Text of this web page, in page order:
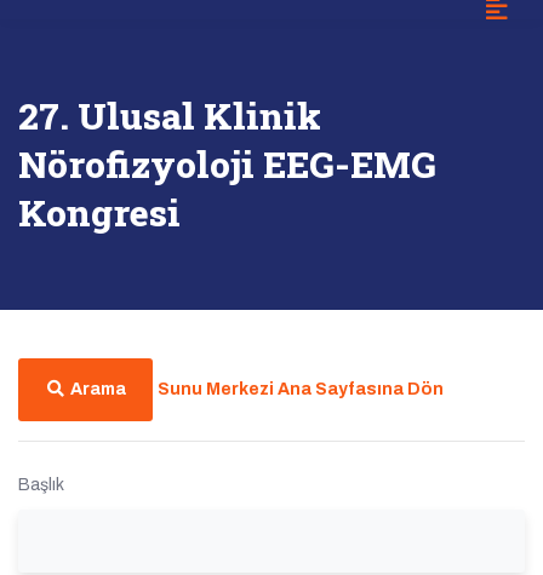
27. Ulusal Klinik
Nörofizyoloji EEG-EMG
Kongresi
Arama Sunu Merkezi Ana Sayfasına Dön
Başlık